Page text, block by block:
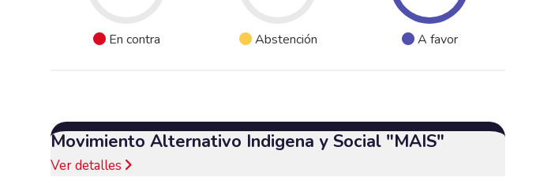
En contra Abstención A favor
Movimiento Alternativo Indigena y Social "MAIS"
Ver detalles